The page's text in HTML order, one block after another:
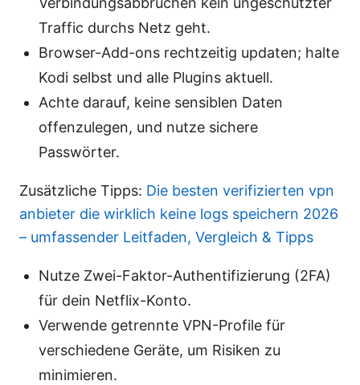
Traffic durchs Netz geht.
Browser-Add-ons rechtzeitig updaten; halte
Kodi selbst und alle Plugins aktuell.
Achte darauf, keine sensiblen Daten
offenzulegen, und nutze sichere
Passwörter.
Zusätzliche Tipps: Die besten verifizierten vpn
anbieter die wirklich keine logs speichern 2026
– umfassender Leitfaden, Vergleich & Tipps
Nutze Zwei-Faktor-Authentifizierung (2FA)
für dein Netflix-Konto.
Verwende getrennte VPN-Profile für
verschiedene Geräte, um Risiken zu
minimieren.